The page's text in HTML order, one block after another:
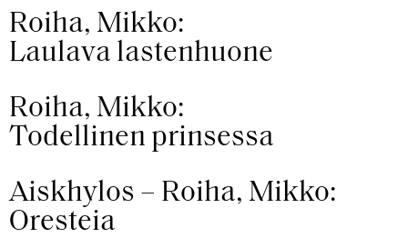
Roiha, Mikko:
Laulava lastenhuone
Roiha, Mikko:
Todellinen prinsessa
Aiskhylos – Roiha, Mikko:
Oresteia